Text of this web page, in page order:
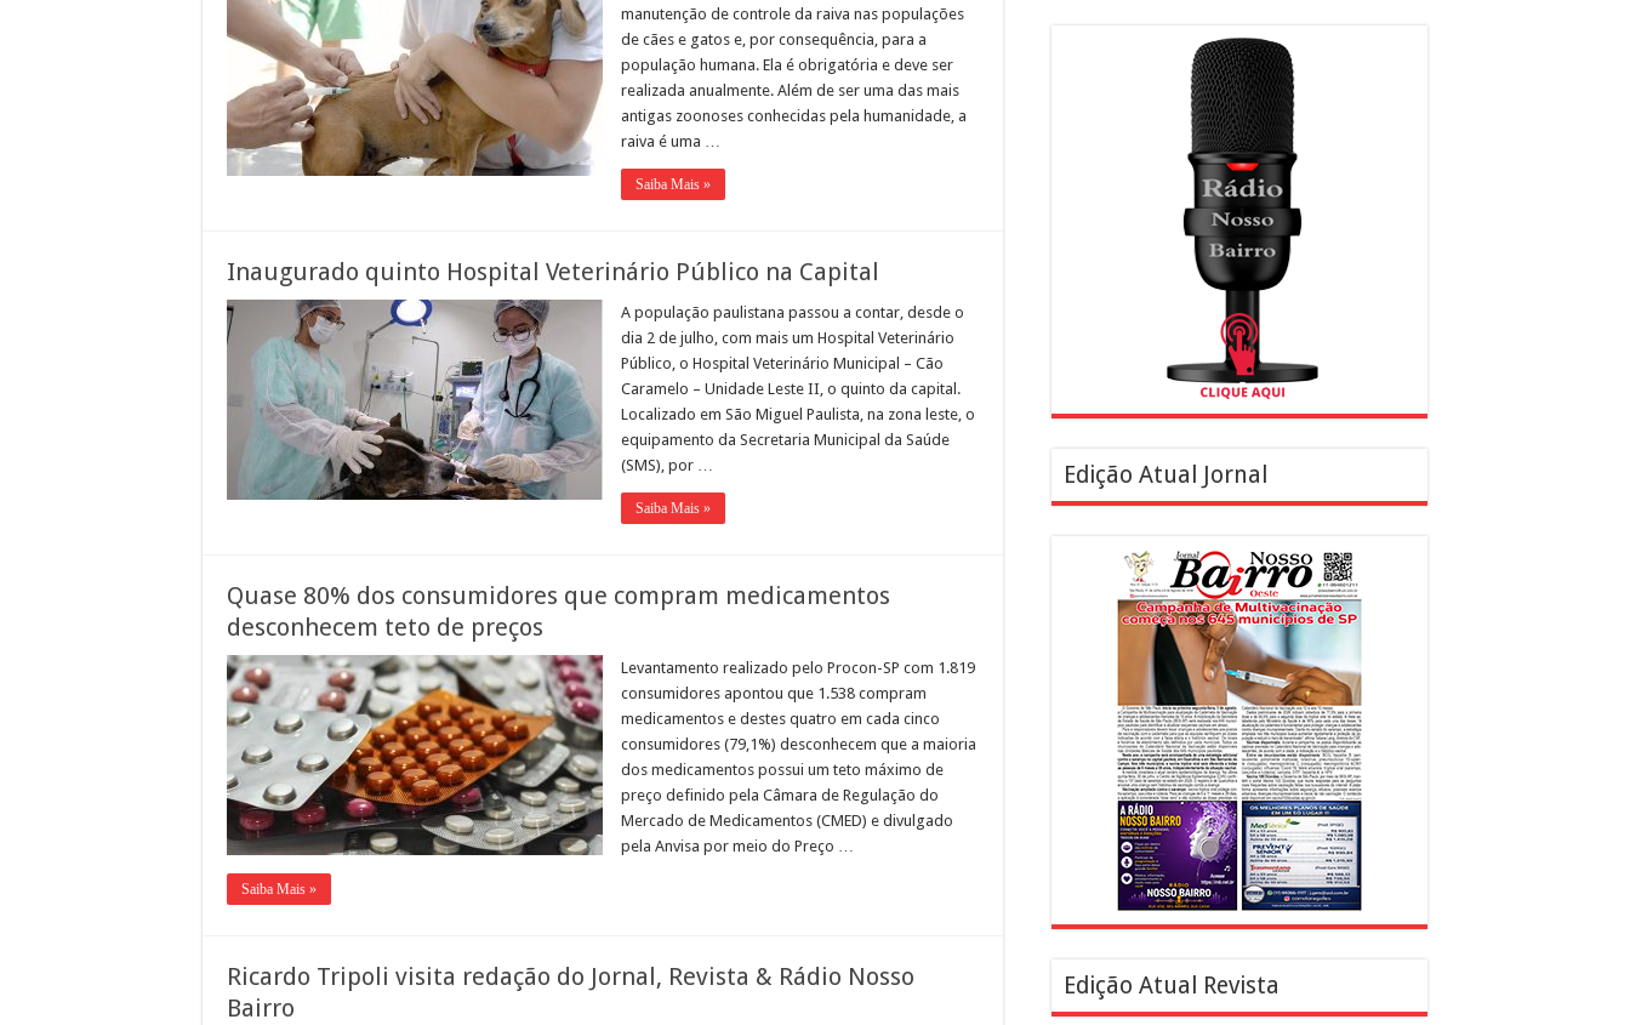
manutenção de controle da raiva nas populações
de cães e gatos e, por consequência, para a
população humana. Ela é obrigatória e deve ser
realizada anualmente. Além de ser uma das mais
antigas zoonoses conhecidas pela humanidade, a
raiva é uma …
Saiba Mais »
Inaugurado quinto Hospital Veterinário Público na Capital
A população paulistana passou a contar, desde o
dia 2 de julho, com mais um Hospital Veterinário
Público, o Hospital Veterinário Municipal – Cão
Caramelo – Unidade Leste II, o quinto da capital.
Localizado em São Miguel Paulista, na zona leste, o
equipamento da Secretaria Municipal da Saúde
(SMS), por …
Saiba Mais »
Quase 80% dos consumidores que compram medicamentos
desconhecem teto de preços
Levantamento realizado pelo Procon-SP com 1.819
consumidores apontou que 1.538 compram
medicamentos e destes quatro em cada cinco
consumidores (79,1%) desconhecem que a maioria
dos medicamentos possui um teto máximo de
preço definido pela Câmara de Regulação do
Mercado de Medicamentos (CMED) e divulgado
pela Anvisa por meio do Preço …
Saiba Mais »
Ricardo Tripoli visita redação do Jornal, Revista & Rádio Nosso
Bairro
Edição Atual Jornal
Edição Atual Revista